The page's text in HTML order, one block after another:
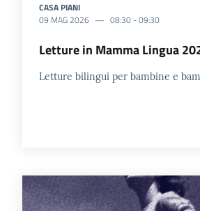
CASA PIANI
09 MAG 2026
08:30 -09:30
Letture in Mamma Lingua
Letture bilingui per bambine e